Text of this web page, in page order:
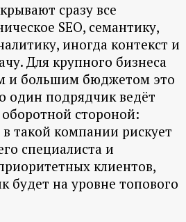
сразу все
SEO, семантику,
иногда контекст и
Для крупного бизнеса
и большим бюджетом это
один подрядчик ведёт
стороной:
такой компании рискует
специалиста и
клиентов,
будет на уровне топового